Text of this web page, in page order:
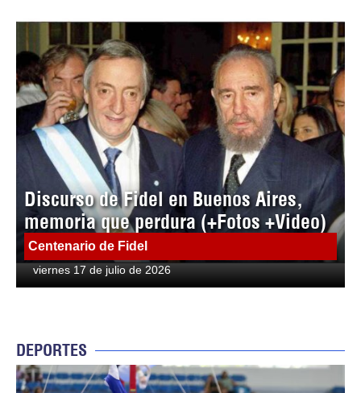
Discurso de Fidel en Buenos Aires,
memoria que perdura (+Fotos +Video)
Centenario de Fidel
viernes 17 de julio de 2026
DEPORTES